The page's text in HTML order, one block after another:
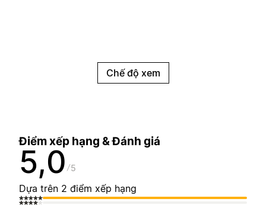
Chế độ xem
Điểm xếp hạng & Đánh giá
5,0 5
Dựa trên 2 điểm xếp hạng